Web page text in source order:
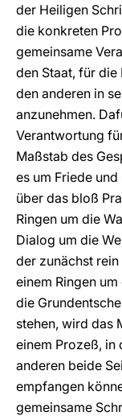
der Heiligen
die konkreten
gemeinsame
den Staat, für die
den anderen in
anzunehmen.
Verantwortung
Maßstab des
es um Friede
über das bloß
Ringen um die
Dialog um die
der zunächst
einem Ringen
die
stehen, wird das
einem Prozeß, in
anderen beide
empfangen
gemeinsame